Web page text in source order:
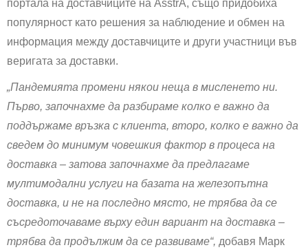
портала на доставчиците на AsstrA, също придобиха
популярност като решения за наблюдение и обмен на
информация между доставчиците и други участници във
веригата за доставки.
„Пандемията промени някои неща в мисленето ни.
Първо, започнахме да разбираме колко е важно да
поддържаме връзка с клиента, второ, колко е важно да
сведем до минимум човешкия фактор в процеса на
доставка – затова започнахме да предлагаме
мултимодални услуги на базата на железопътна
доставка, и не на последно място, не трябва да се
съсредоточаваме върху един вариант на доставка –
трябва да продължим да се развиваме“, добавя Марк